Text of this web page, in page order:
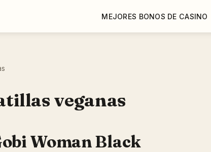
MEJORES BONOS DE CASINO
veganas
Woman Black